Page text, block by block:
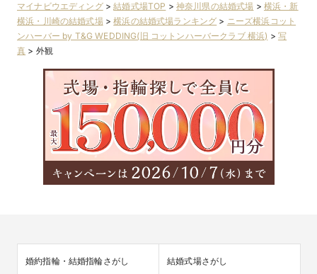
マイナビウエディング>結婚式場TOP > 神奈川県の結婚式場 > 横浜・新
横浜・川崎の結婚式場>横浜の結婚式場ランキング > ニーズ横浜コット
ンハーバー by T&G WEDDING(旧 コットンハーバークラブ 横浜) > 写
真 > 外観
婚約指輪・結婚指輪さがし 結婚式場さがし